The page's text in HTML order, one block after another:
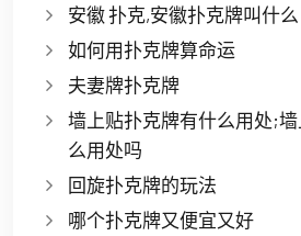
安徽 扑克,安徽扑克牌叫什么
如何用扑克牌算命运
夫妻牌扑克牌
墙上贴扑克牌有什么用处;
么用处吗
回旋扑克牌的玩法
哪个扑克牌又便宜又好